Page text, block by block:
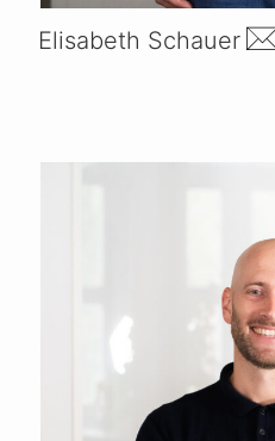
Elisabeth Schauer